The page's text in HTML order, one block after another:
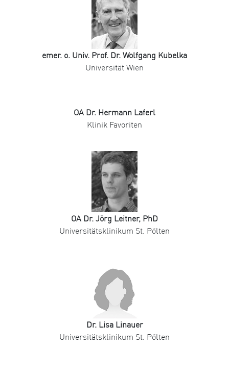
emer. o. Univ. Prof. Dr. Wolfgang Kubelka
Universität Wien
OA Dr. Hermann Laferl
Klinik Favoriten
OA Dr. Jörg Leitner, PhD
Universitätsklinikum St. Pölten
Dr. Lisa Linauer
Universitätsklinikum St. Pölten